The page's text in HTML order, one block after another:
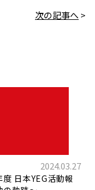
次の記事へ >
2024.03.27
日本YEG活動報